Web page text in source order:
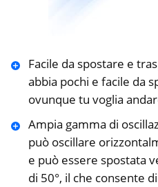
Facile da spostare e
abbia pochi e facile da
ovunque tu voglia
Ampia gamma di
può oscillare
e può essere spostata
di 50°, il che consente